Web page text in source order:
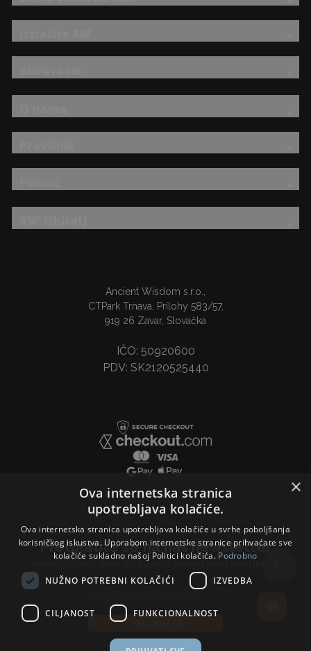
Ancient Wisdom s.r.o.,
CTPark Trnava, Prílohy 583/57,
919 26 Zavar, Slovačka
IČO: 50920600
PDV: SK2120525440
Pretplatite se na naš newsletter
Najnoviji članci i vijesti stižu u vašu pristiglu poštu svaki tjedan.
×
Ova internetska stranica
upotrebljava kolačiće.
Ova internetska stranica upotrebljava kolačiće u svrhe poboljšanja
korisničkog iskustva. Uporabom internetske stranice prihvaćate sve
kolačiće sukladno našoj Politici kolačića. Podrobno
NUŽNO POTREBNI KOLAČIĆI IZVEDBA
CILJANOST FUNKCIONALNOST